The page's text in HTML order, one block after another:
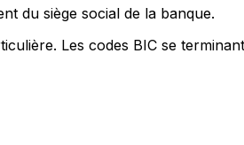
du siège social de la banque.
Les codes BIC se